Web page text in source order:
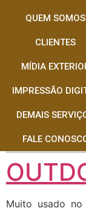
QUEM SOMOS
CLIENTES
MÍDIA
IMPRESSÃO
DEMAIS
FALE
Muito usado